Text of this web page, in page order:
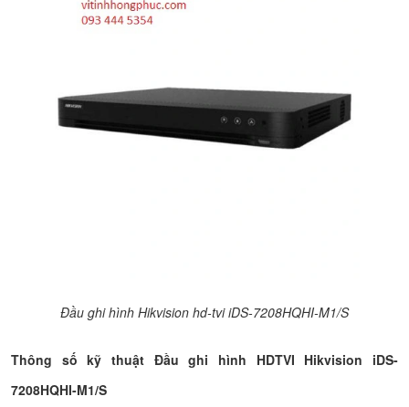
Đầu ghi hình Hikvision hd-tvi iDS-7208HQHI-M1/S
Thông số kỹ thuật Đầu ghi hình HDTVI Hikvision iDS-
7208HQHI-M1/S